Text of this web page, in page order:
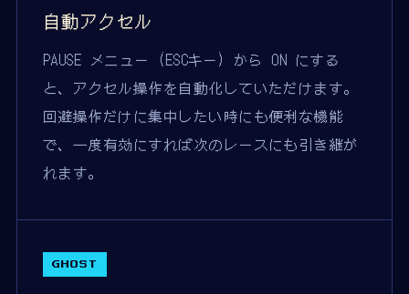
自動アクセル
PAUSE メニュー (ESCキー) から ON にする
と、アクセル操作を自動化していただけます。
回避操作だけに集中したい時にも便利な機能
で、一度有効にすれば次のレースにも引き継が
れます。
GHOST